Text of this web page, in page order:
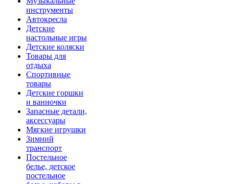
инструменты
Автокресла
Детские
настольные игры
Детские коляски
Товары для
отдыха
Спортивные
товары
Детские горшки
и ванночки
Запасные детали,
аксессуары
Мягкие игрушки
Зимний
транспорт
Постельное
белье, детское
постельное